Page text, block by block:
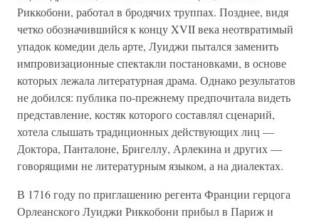
Риккобони, работал в бродячих труппах. Позднее, видя
четко обозначившийся к концу XVII века неотвратимый
упадок комедии дель арте, Луиджи пытался заменить
импровизационные спектакли постановками, в основе
которых лежала литературная драма. Однако результатов
не добился: публика по-прежнему предпочитала видеть
представление, костяк которого составлял сценарий,
хотела слышать традиционных действующих лиц —
Доктора, Панталоне, Бригеллу, Арлекина и других —
говорящими не литературным языком, а на диалектах.
В 1716 году по приглашению регента Франции герцога
Орлеанского Луиджи Риккобони прибыл в Париж и